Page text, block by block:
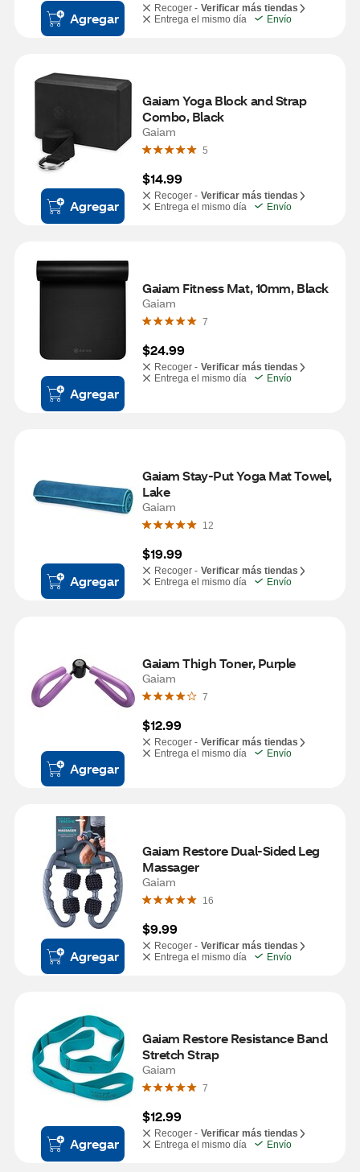
Agregar
Recoger - Verificar más tiendas
Entrega el mismo día
Envío
Agregar
Gaiam Yoga Block and Strap
Combo, Black
Gaiam
5
$14.99
Recoger - Verificar más tiendas
Entrega el mismo día
Envío
Agregar
Gaiam Fitness Mat, 10mm, Black
Gaiam
7
$24.99
Recoger - Verificar más tiendas
Entrega el mismo día
Envío
Agregar
Gaiam Stay-Put Yoga Mat Towel,
Lake
Gaiam
12
$19.99
Recoger - Verificar más tiendas
Entrega el mismo día
Envío
Agregar
Gaiam Thigh Toner, Purple
Gaiam
7
$12.99
Recoger - Verificar más tiendas
Entrega el mismo día
Envío
Agregar
Gaiam Restore Dual-Sided Leg
Massager
Gaiam
16
$9.99
Recoger - Verificar más tiendas
Entrega el mismo día
Envío
Agregar
Gaiam Restore Resistance Band
Stretch Strap
Gaiam
7
$12.99
Recoger - Verificar más tiendas
Entrega el mismo día
Envío